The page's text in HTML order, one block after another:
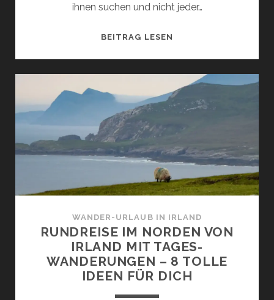
ihnen suchen und nicht jeder…
BEITRAG LESEN
ENTSPANNT
WANDERN
AUF
HEAD
WAY
–
INFOS
TIPPS
WANDER-URLAUB IN IRLAND
RUNDREISE IM NORDEN VON
IRLAND MIT TAGES-
WANDERUNGEN – 8 TOLLE
IDEEN FÜR DICH